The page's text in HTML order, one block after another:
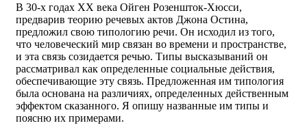
В 30-х годах ХХ века Ойген Розеншток-Хюсси,
предварив теорию речевых актов Джона Остина,
предложил свою типологию речи. Он исходил из того,
что человеческий мир связан во времени и пространстве,
и эта связь созидается речью. Типы высказываний он
рассматривал как определенные социальные действия,
обеспечивающие эту связь. Предложенная им типология
была основана на различиях, определенных действенным
эффектом сказанного. Я опишу названные им типы и
поясню их примерами.